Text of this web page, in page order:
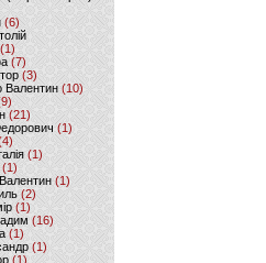
(6)
(1)
(7)
(3)
Валентин (10)
(21)
(1)
(1)
(1)
(1)
(2)
(1)
(16)
(1)
(1)
(1)